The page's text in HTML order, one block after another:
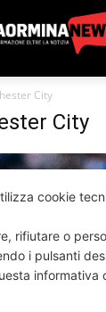
City
City
cookie
rifiutare o
i pulsanti
informativa